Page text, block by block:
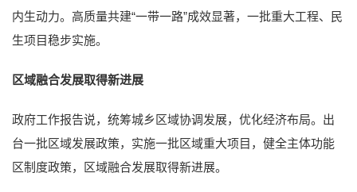
内生动力。高质量共建“一带一路”成效显著，一批重大工程、民
生项目稳步实施。
区域融合发展取得新进展
政府工作报告说，统筹城乡区域协调发展，优化经济布局。出
台一批区域发展政策，实施一批区域重大项目，健全主体功能
区制度政策，区域融合发展取得新进展。